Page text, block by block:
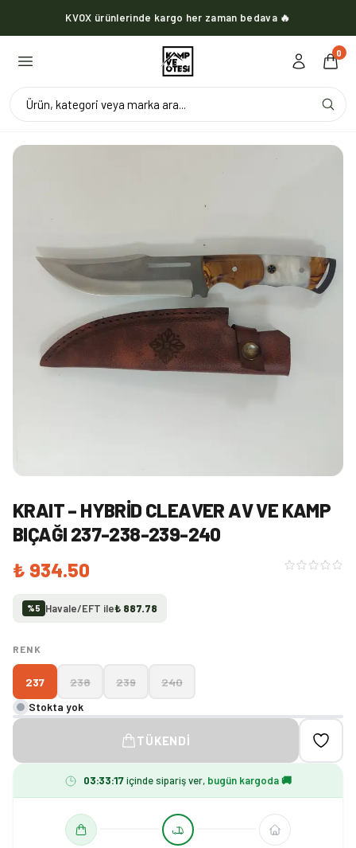
KVOX ürünlerinde kargo her zaman bedava 🔥
0
Ürün, kategori veya marka ara...
KRAIT – HYBRID CLEAVER AV VE KAMP
BIÇAĞI 237-238-239-240
₺ 934.50
%5 Havale/EFT ile₺ 887.78
RENK
237 238 239
240
Stokta yok
TÜKENDI
03:33:17 içinde sipariş ver, bugün kargoda 🚚